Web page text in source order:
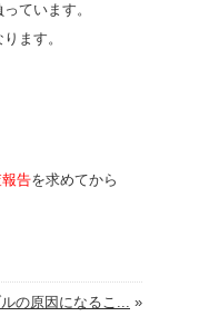
ています。
ます。
告を求めてから
の原因になるこ... »